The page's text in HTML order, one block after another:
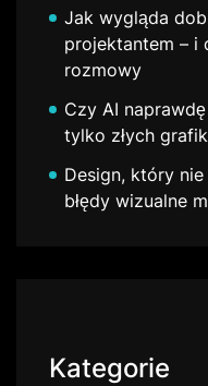
Jak wygląda
projektantem – i
rozmowy
Czy AI
tylko złych
Design, który
błędy wizualne
Kategorie